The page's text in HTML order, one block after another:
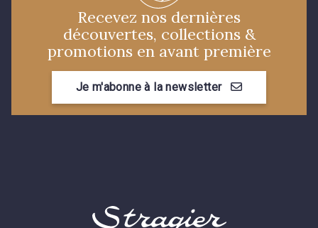
Recevez nos dernières
découvertes, collections &
promotions en avant première
Je m'abonne à la newsletter